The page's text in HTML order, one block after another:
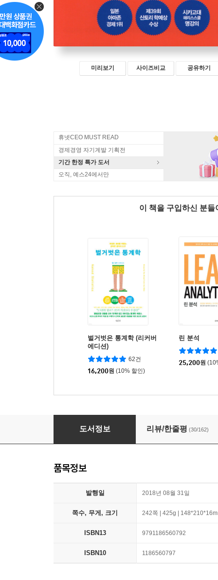
미리보기 사이즈비교 공유하기
휴넷CEO MUST READ
경제경영 자기계발 기획전
기간 한정 특가 도서
오직, 예스24에서만
이 책을 구입하신 분
벌거벗은 통계학 (리커버
에디션)
62건
16,200원 (10% 할인)
린 분석
25,200원
데이터 분석의 힘
도서정보 리뷰/한줄평 (30/162)
품목정보
발행일 2018년 08월 31일
쪽수, 무게, 크기 242쪽 | 425g |
ISBN13 9791186560792
ISBN10 1186560797